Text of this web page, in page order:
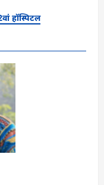
हॉस्पिटल